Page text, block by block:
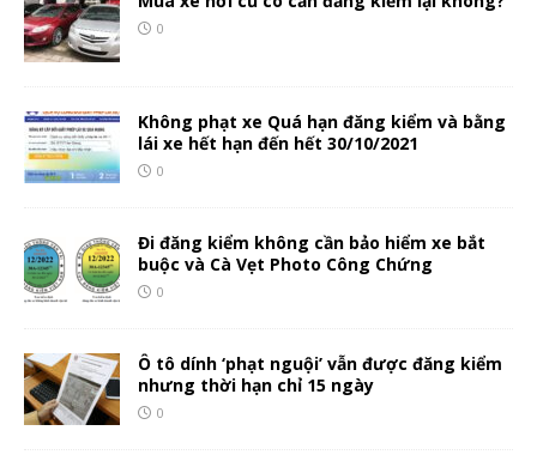
0
Không phạt xe Quá hạn đăng kiểm và bằng
lái xe hết hạn đến hết 30/10/2021
0
Đi đăng kiểm không cần bảo hiểm xe bắt
buộc và Cà Vẹt Photo Công Chứng
0
Ô tô dính ‘phạt nguội’ vẫn được đăng kiểm
nhưng thời hạn chỉ 15 ngày
0